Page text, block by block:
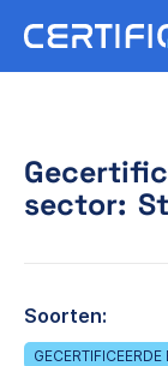
sector:
Soorten: